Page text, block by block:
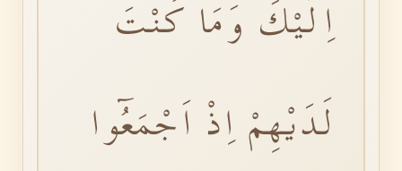
اِلَيْكَۚ وَمَا كُنْتَ
لَدَيْهِمْ اِذْ اَجْمَعُٓوا